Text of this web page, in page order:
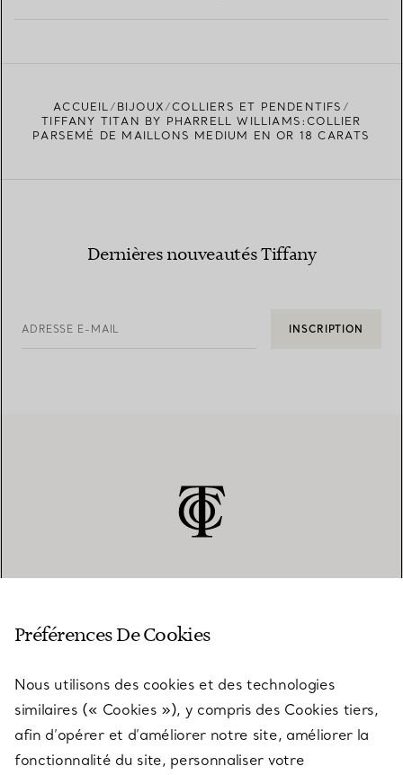
TROUVEZ LA BOUTIQUE LA PLUS PROCHE
ACCUEIL BIJOUX
COLLIERS ET PENDENTIFS
TIFFANY TITAN BY PHARRELL WILLIAMS:COLLIER
PARSEMÉ DE MAILLONS MEDIUM EN OR 18 CARATS
Dernières nouveautés Tiffany
ADRESSE E-MAIL INSCRIPTION
SERVICES
À PROPOS
Préférences De Cookies
Nous utilisons des cookies et des technologies
similaires (« Cookies »), y compris des Cookies tiers,
afin d’opérer et d’améliorer notre site, améliorer la
fonctionnalité du site, personnaliser votre